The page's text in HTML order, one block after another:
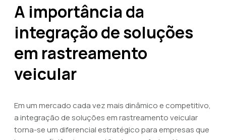
A importância da
integração de soluções
em rastreamento
veicular
Em um mercado cada vez mais dinâmico e competitivo,
a integração de soluções em rastreamento veicular
torna-se um diferencial estratégico para empresas que